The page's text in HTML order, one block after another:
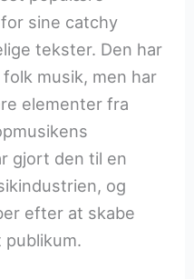
sine catchy
tekster. Den har
musik, men har
elementer fra
gjort den til en
og
efter at skabe